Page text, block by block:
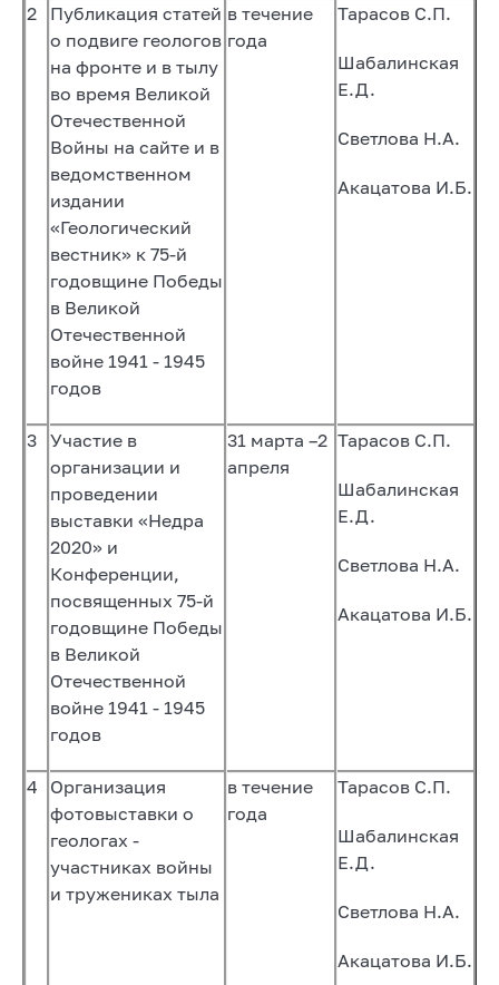
2
Публикация статей
о подвиге геологов
на фронте и в тылу
во время Великой
Отечественной
Войны на сайте и в
ведомственном
издании
«Геологический
вестник» к 75-й
годовщине Победы
в Великой
Отечественной
войне 1941 - 1945
годов
в течение
года
Тарасов С.П.
Шабалинская
Е.Д.
Светлова Н.А.
Акацатова И.Б.
3 Участие в
организации и
проведении
выставки «Недра
2020» и
Конференции,
посвященных 75-й
годовщине Победы
в Великой
Отечественной
войне 1941 - 1945
годов
31 марта –2
апреля
Тарасов С.П.
Шабалинская
Е.Д.
Светлова Н.А.
Акацатова И.Б.
4
Организация
фотовыставки о
геологах -
участниках войны
и тружениках тыла
в течение
года
Тарасов С.П.
Шабалинская
Е.Д.
Светлова Н.А.
Акацатова И.Б.